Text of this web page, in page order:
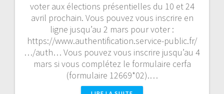
voter aux élections présentielles du 10 et 24
avril prochain. Vous pouvez vous inscrire en
ligne jusqu’au 2 mars pour voter :
https://www.authentification.service-public.fr/
…/auth… Vous pouvez vous inscrire jusqu’au 4
mars si vous complétez le formulaire cerfa
(formulaire 12669*02).…